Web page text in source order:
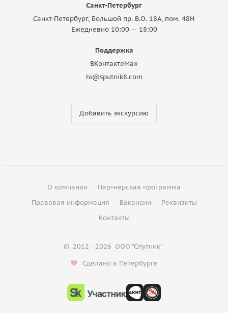
Санкт-Петербург
Санкт-Петербург, Большой пр. В.О. 18A, пом. 48Н
Ежедневно 10:00 — 18:00
Поддержка
ВКонтактеMax
hi@sputnik8.com
Добавить экскурсию
О компании
Партнерская программа
Правовая информация
Вакансии
Реквизиты
Контакты
© 2012 - 2026 ООО "Спутник"
Сделано в Петербурге